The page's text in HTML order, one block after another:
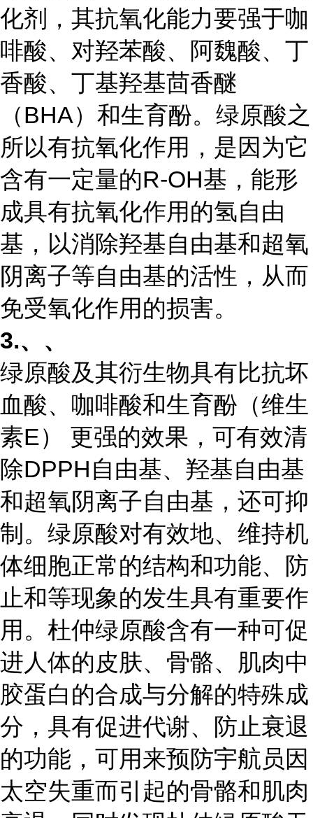
化剂 ，其抗氧化能力要强于咖
啡酸、对羟苯酸、阿魏酸、丁
香酸、 丁基羟基茴香醚
（BHA）和生育酚。绿原酸之
所以有抗氧化作用，是因为它
含有一定量的R-OH基，能形
成具有抗氧化作用的氢自由
基，以消除羟基自由基和超氧
阴离子等自由基的活性，从而
免受氧化作用的损害。
3.、、
绿原酸及其衍生物具有比抗坏
血酸、咖啡酸和生育酚（维生
素E） 更强的效果，可有效清
除DPPH自由基、羟基自由基
和超氧阴离子自由基，还可抑
制。绿原酸对有效地、维持机
体细胞正常的结构和功能、防
止和等现象的发生具有重要作
用。杜仲绿原酸含有一种可促
进人体的皮肤、骨骼、肌肉中
胶蛋白的合成与分解的特殊成
分，具有促进代谢、防止衰退
的功能，可用来预防宇航员因
太空失重而引起的骨骼和肌肉